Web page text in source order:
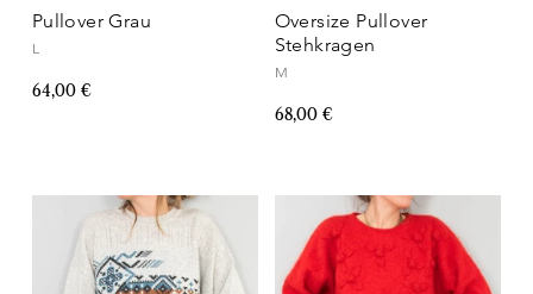
Pullover Grau
L
64,00 €
Oversize Pullover
Stehkragen
M
68,00 €